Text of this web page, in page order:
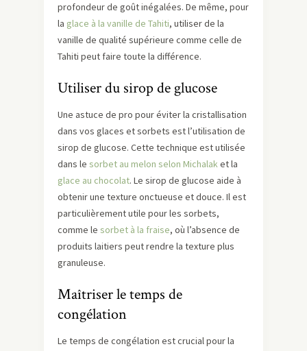
profondeur de goût inégalées. De même, pour
la glace à la vanille de Tahiti, utiliser de la
vanille de qualité supérieure comme celle de
Tahiti peut faire toute la différence.
Utiliser du sirop de glucose
Une astuce de pro pour éviter la cristallisation
dans vos glaces et sorbets est l’utilisation de
sirop de glucose. Cette technique est utilisée
dans le sorbet au melon selon Michalaket la
glace au chocolat. Le sirop de glucose aide à
obtenir une texture onctueuse et douce. Il est
particulièrement utile pour les sorbets,
comme le sorbet à la fraise, où l’absence de
produits laitiers peut rendre la texture plus
granuleuse.
Maîtriser le temps de
congélation
Le temps de congélation est crucial pour la